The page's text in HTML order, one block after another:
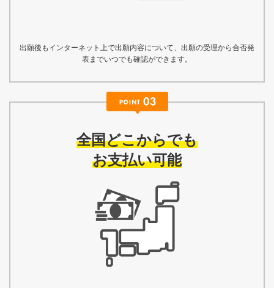
出願後もインターネット上で出願内容について、出願の受理から合否発
表までいつでも確認ができます。
全国どこからでも
お支払い可能